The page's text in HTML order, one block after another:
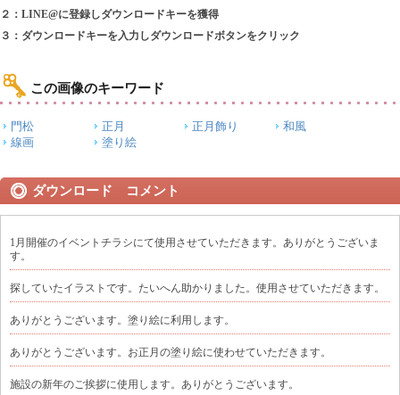
２：LINE@に登録しダウンロードキーを獲得
３：ダウンロードキーを入力しダウンロードボタンをクリック
この画像のキーワード
門松 正月 正月飾り
和風
線画
塗り絵
ダウンロード コメント
1月開催のイベントチラシにて使用させていただきます。ありがとうございま
す。
探していたイラストです。たいへん助かりました。使用させていただきます。
ありがとうございます。塗り絵に利用します。
ありがとうございます。お正月の塗り絵に使わせていただきます。
施設の新年のご挨拶に使用します。ありがとうございます。